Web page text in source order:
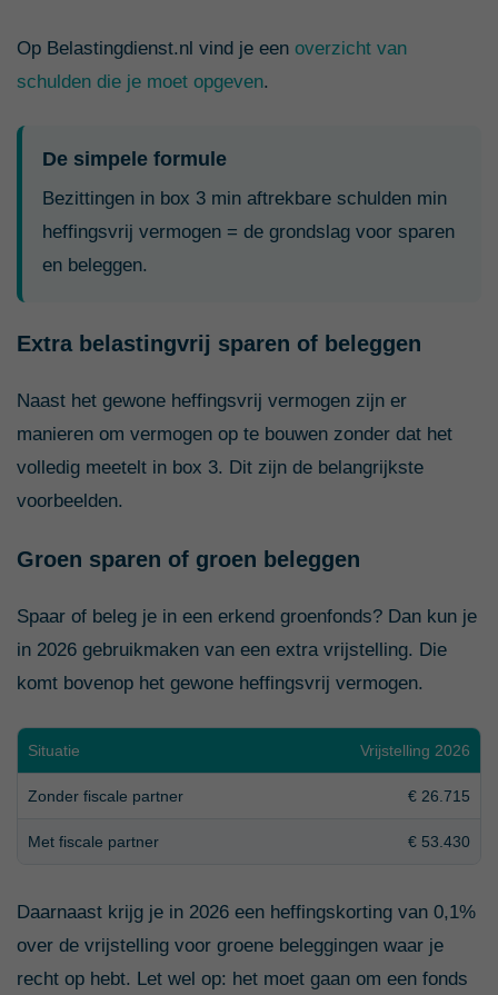
Op Belastingdienst.nl vind je een overzicht van
schulden die je moet opgeven.
De simpele formule
Bezittingen in box 3 min aftrekbare schulden min
heffingsvrij vermogen = de grondslag voor sparen
en beleggen.
Extra belastingvrij sparen of beleggen
Naast het gewone heffingsvrij vermogen zijn er
manieren om vermogen op te bouwen zonder dat het
volledig meetelt in box 3. Dit zijn de belangrijkste
voorbeelden.
Groen sparen of groen beleggen
Spaar of beleg je in een erkend groenfonds? Dan kun je
in 2026 gebruikmaken van een extra vrijstelling. Die
komt bovenop het gewone heffingsvrij vermogen.
Situatie Vrijstelling 2026
Zonder fiscale partner € 26.715
Met fiscale partner € 53.430
Daarnaast krijg je in 2026 een heffingskorting van 0,1%
over de vrijstelling voor groene beleggingen waar je
recht op hebt. Let wel op: het moet gaan om een fonds